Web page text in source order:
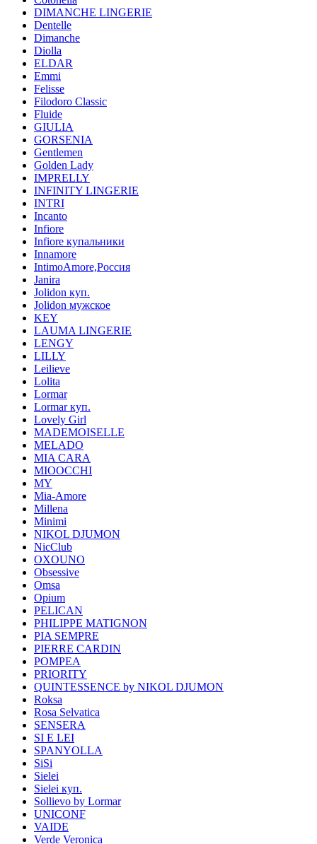
DIMANCHE LINGERIE
Dentelle
Dimanche
Diolla
ELDAR
Emmi
Felisse
Filodoro Classic
Fluide
GIULIA
GORSENIA
Gentlemen
Golden Lady
IMPRELLY
INFINITY LINGERIE
INTRI
Incanto
Infiore
Infiore купальники
Innamore
IntimoAmore,Россия
Janira
Jolidon куп.
Jolidon мужское
KEY
LAUMA LINGERIE
LENGY
LILLY
Leilieve
Lolita
Lormar
Lormar куп.
Lovely Girl
MADEMOISELLE
MELADO
MIA CARA
MIOOCCHI
MY
Mia-Amore
Millena
Minimi
NIKOL DJUMON
NicClub
OXOUNO
Obsessive
Omsa
Opium
PELICAN
PHILIPPE MATIGNON
PIA SEMPRE
PIERRE CARDIN
POMPEA
PRIORITY
QUINTESSENCE by NIKOL DJUMON
Roksa
Rosa Selvatica
SENSERA
SI E LEI
SPANYOLLA
SiSi
Sielei
Sielei куп.
Sollievo by Lormar
UNICONF
VAIDE
Verde Veronica